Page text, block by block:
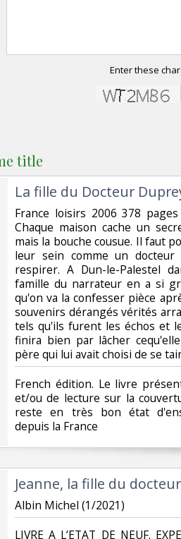
Enter these
title
‎La fille du Docteur
‎France loisirs 2006 378
Chaque maison cache un
mais la bouche cousue. Il faut
leur sein comme un
respirer. A Dun-le-Palestel
famille du narrateur en a si
qu'on va la confesser pièce
souvenirs dérangés vérités
tels qu'ils furent les échos et
finira bien par lâcher
père qui lui avait choisi de se
‎French édition. Le livre
et/ou de lecture sur la
reste en très bon état
depuis la France‎
‎Jeanne, la fille du
‎Albin Michel (1/2021)‎
‎LIVRE A L’ETAT DE NEUF.